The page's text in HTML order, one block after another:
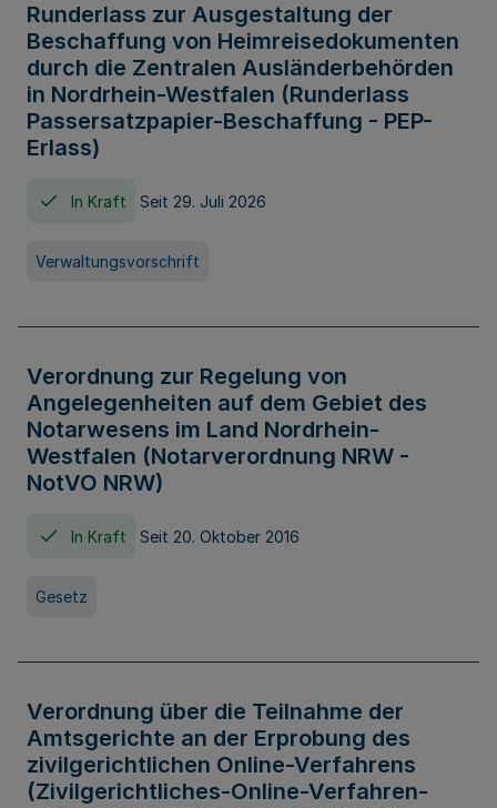
Runderlass zur Ausgestaltung der
Beschaffung von Heimreisedokumenten
durch die Zentralen Ausländerbehörden
in Nordrhein-Westfalen (Runderlass
Passersatzpapier-Beschaffung - PEP-
Erlass)
In Kraft Seit 29. Juli 2026
Verwaltungsvorschrift
Verordnung zur Regelung von
Angelegenheiten auf dem Gebiet des
Notarwesens im Land Nordrhein-
Westfalen (Notarverordnung NRW -
NotVO NRW)
In Kraft Seit 20. Oktober 2016
Gesetz
Verordnung über die Teilnahme der
Amtsgerichte an der Erprobung des
zivilgerichtlichen Online-Verfahrens
(Zivilgerichtliches-Online-Verfahren-